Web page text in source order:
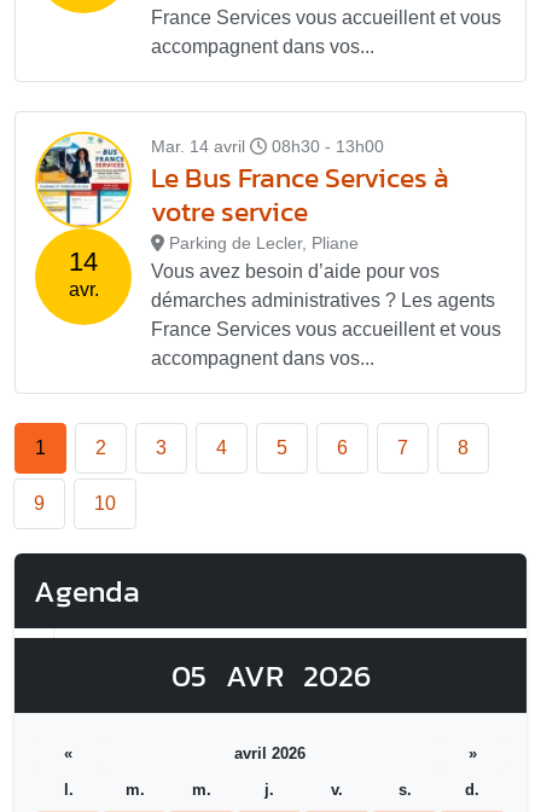
France Services vous accueillent et vous
accompagnent dans vos...
14
avr.
Mar. 14 avril 08h30 - 13h00
Le Bus France Services à
votre service
Parking de Lecler, Pliane
Vous avez besoin d’aide pour vos
démarches administratives ? Les agents
France Services vous accueillent et vous
accompagnent dans vos...
1 2 3 4 5 6 7 8
9 10
Agenda
05 AVR 2026
« avril 2026
»
l.
m. m. j. v. s. d.